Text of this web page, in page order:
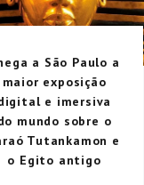
a São Paulo a
maior exposição
e imersiva
mundo sobre o
Tutankamon e
o Egito antigo